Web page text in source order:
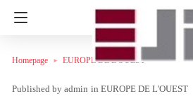
Homepage EUROPE DE L'OUEST
admin in EUROPE DE L'OUEST